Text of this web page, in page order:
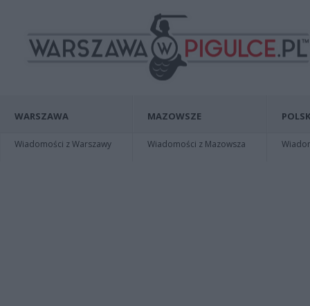
WARSZAWA
Wiadomości z Warszawy
MAZOWSZE
Wiadomości z Mazowsza